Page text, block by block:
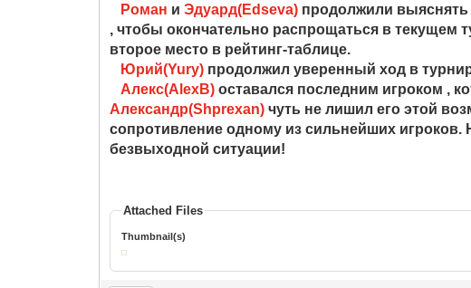
Роман иЭдуард(Edseva) продолжили выяснять
, чтобы окончательно распрощаться в текущем
второе место в рейтинг-таблице.
Юрий(Yury) продолжил уверенный ход в
Алекс(AlexB) оставался последним игроком ,
Александр(Shprexan) чуть не лишил его этой
сопротивление одному из сильнейших игроков.
безвыходной ситуации!
Attached Files
Thumbnail(s)